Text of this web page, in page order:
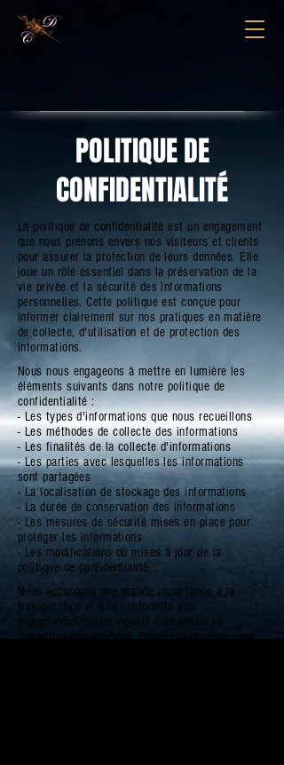
POLITIQUE DE
CONFIDENTIALITÉ
La politique de confidentialité est un engagement
que nous prenons envers nos visiteurs et clients
pour assurer la protection de leurs données. Elle
joue un rôle essentiel dans la préservation de la
vie privée et la sécurité des informations
personnelles. Cette politique est conçue pour
informer clairement sur nos pratiques en matière
de collecte, d'utilisation et de protection des
informations.
Nous nous engageons à mettre en lumière les
éléments suivants dans notre politique de
confidentialité :
- Les types d'informations que nous recueillons
- Les méthodes de collecte des informations
- Les finalités de la collecte d'informations
- Les parties avec lesquelles les informations
sont partagées
- La localisation de stockage des informations
- La durée de conservation des informations
- Les mesures de sécurité mises en place pour
protéger les informations
- Les modifications ou mises à jour de la
politique de confidentialité
Nous accordons une grande importance à la
transparence et à la conformité aux
réglementations en vigueur concernant la
protection des données. Cliquez ci-dessous pour